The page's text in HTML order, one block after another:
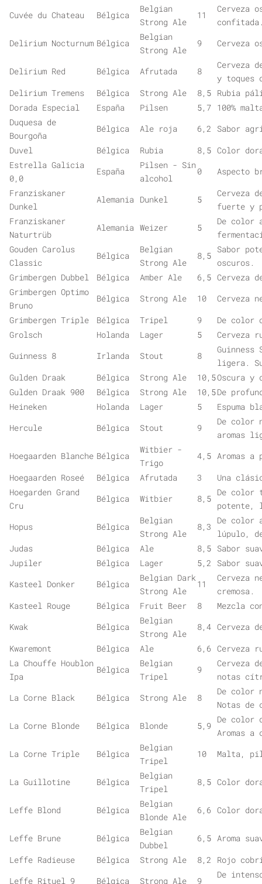
Cuvée du Chateau
Bélgica
Belgian
Strong Ale
11
Cerveza
Delirium Nocturnum Bélgica
Belgian
Strong Ale
9 Cerveza
Delirium Red Bélgica Afrutada 8
Cerveza
y toques
Delirium Tremens
Bélgica Strong Ale 8,5 Rubia
Dorada Especial
España Pilsen 5,7 100%
Duquesa de
Bourgoña
Bélgica Ale roja 6,2
Sabor
Duvel
Bélgica Rubia 8,5 Color
Estrella Galicia
0,0
España
Pilsen - Sin
alcohol
0
Aspecto
Franziskaner
Dunkel
Alemania Dunkel 5
Cerveza
fuerte y
Franziskaner
Naturtrüb
Alemania Weizer 5
De color
Gouden Carolus
Classic
Bélgica
Belgian
Strong Ale
8,5
Sabor
oscuros.
Grimbergen Dubbel
Bélgica Amber Ale 6,5 Cerveza
Grimbergen Optimo
Bruno
Bélgica Strong Ale 10
Cerveza
Grimbergen Triple
Bélgica Tripel 9
De color
Grolsch
Holanda Lager 5
Cerveza
Guinness 8
Irlanda Stout 8
ligera.
Gulden Draak
Bélgica Strong Ale 10,5Oscura y
Gulden Draak 900
Bélgica Strong Ale 10,5De
Heineken
Holanda Lager 5
Espuma
Hercule
Bélgica Stout 9
De color
aromas
Hoegaarden Blanche Bélgica
Witbier -
Trigo
4,5 Aromas
Hoegaarden Roseé
Bélgica Afrutada 3
Una
Hoegarden Grand
Cru
Bélgica Witbier 8,5
De color
potente,
Hopus
Bélgica
Belgian
Strong Ale
8,3
De color
lúpulo,
Judas
Bélgica Ale 8,5 Sabor
Jupiler
Bélgica Lager 5,2
Sabor
Kasteel Donker
Bélgica
Belgian Dark
Strong Ale
11
Cerveza
cremosa.
Kasteel Rouge
Bélgica Fruit Beer 8
Mezcla
Kwak
Bélgica
Belgian
Strong Ale
8,4 Cerveza
Kwaremont
Bélgica Ale 6,6 Cerveza
La Chouffe Houblon
Ipa
Bélgica
Belgian
Tripel
9
Cerveza
notas
La Corne Black
Bélgica Strong Ale 8
De color
Notas de
La Corne Blonde
Bélgica Blonde 5,9
De color
Aromas
La Corne Triple
Bélgica
Belgian
Tripel
10 Malta,
La Guillotine Bélgica
Belgian
Tripel
8,5 Color
Leffe Blond Bélgica
Belgian
Blonde Ale
6,6 Color
Leffe Brune Bélgica
Belgian
Dubbel
6,5 Aroma
Leffe Radieuse
Bélgica Strong Ale 8,2
Rojo
Leffe Rituel 9
Bélgica Strong Ale 9
De